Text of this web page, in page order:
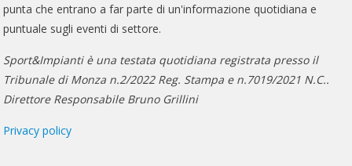
punta che entrano a far parte di un'informazione quotidiana e
puntuale sugli eventi di settore.
Sport&Impianti è una testata quotidiana registrata presso il
Tribunale di Monza n.2/2022 Reg. Stampa e n.7019/2021 N.C..
Direttore Responsabile Bruno Grillini
Privacy policy